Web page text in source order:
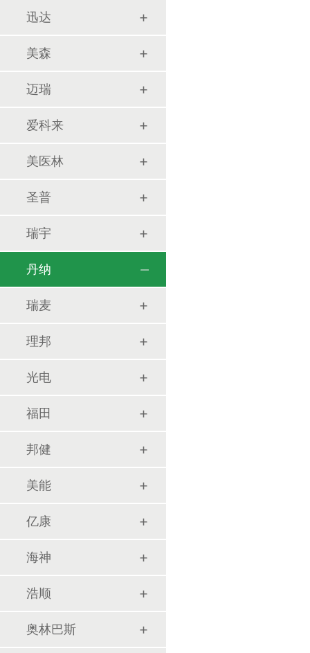
迅达
美森
迈瑞
爱科来
美医林
圣普
瑞宇
丹纳
瑞麦
理邦
光电
福田
邦健
美能
亿康
海神
浩顺
奥林巴斯